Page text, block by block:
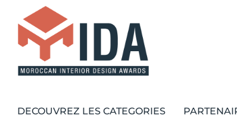
DECOUVREZ LES CATEGORIES